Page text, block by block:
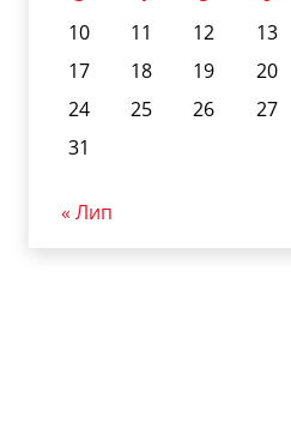
10
11 12 13
17
18 19 20
24
25 26 27
31
« Лип